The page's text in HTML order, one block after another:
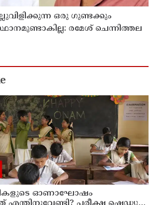
ഒരു ഗുണ്ടക്കും
രമേശ് ചെന്നിത്തല
ഓണാഘോഷം